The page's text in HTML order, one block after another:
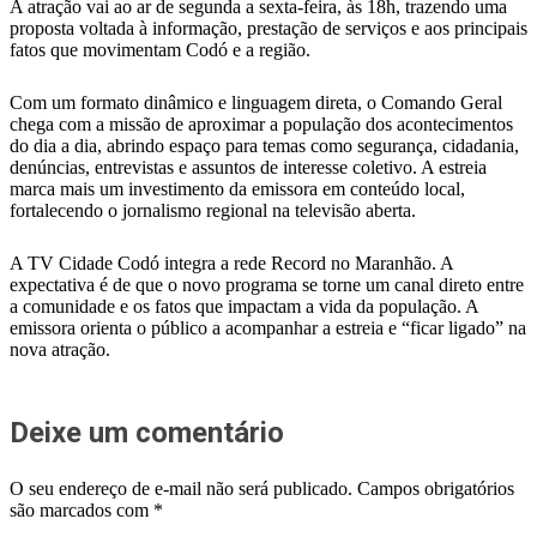
A atração vai ao ar de segunda a sexta-feira, às 18h, trazendo uma
proposta voltada à informação, prestação de serviços e aos principais
fatos que movimentam Codó e a região.
Com um formato dinâmico e linguagem direta, o Comando Geral
chega com a missão de aproximar a população dos acontecimentos
do dia a dia, abrindo espaço para temas como segurança, cidadania,
denúncias, entrevistas e assuntos de interesse coletivo. A estreia
marca mais um investimento da emissora em conteúdo local,
fortalecendo o jornalismo regional na televisão aberta.
A TV Cidade Codó integra a rede Record no Maranhão. A
expectativa é de que o novo programa se torne um canal direto entre
a comunidade e os fatos que impactam a vida da população. A
emissora orienta o público a acompanhar a estreia e “ficar ligado” na
nova atração.
Deixe um comentário
O seu endereço de e-mail não será publicado. Campos obrigatórios
são marcados com *